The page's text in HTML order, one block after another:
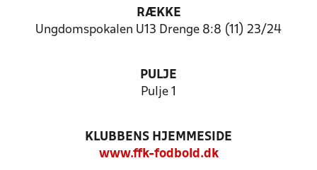
RÆKKE
Ungdomspokalen U13 Drenge 8:8 (11) 23/24
PULJE
Pulje 1
KLUBBENS HJEMMESIDE
www.ffk-fodbold.dk